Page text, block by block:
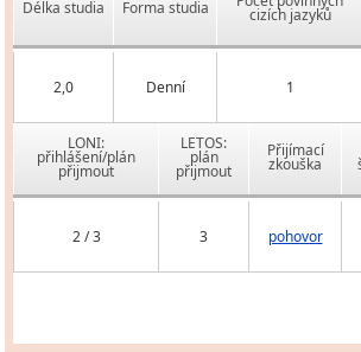
Délka studia Forma studia cizích jazyků
2,0 Denní 1
LONI:
přihlášení/plán
přijmout
LETOS:
plán
přijmout
Přijímací
zkouška
2 / 3 3 pohovor